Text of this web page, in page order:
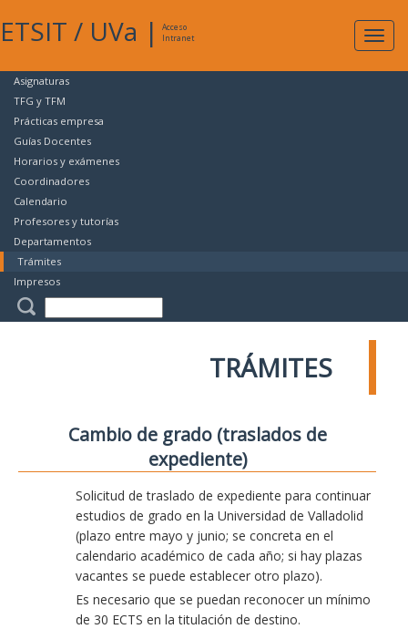
ETSIT / UVa |
Acceso
Intranet
Asignaturas
TFG y TFM
Prácticas empresa
Guías Docentes
Horarios y exámenes
Coordinadores
Calendario
Profesores y tutorías
Departamentos
Trámites
Impresos
TRÁMITES
Cambio de grado (traslados de
expediente)
Solicitud de traslado de expediente para continuar
estudios de grado en la Universidad de Valladolid
(plazo entre mayo y junio; se concreta en el
calendario académico de cada año; si hay plazas
vacantes se puede establecer otro plazo).
Es necesario que se puedan reconocer un mínimo
de 30 ECTS en la titulación de destino.